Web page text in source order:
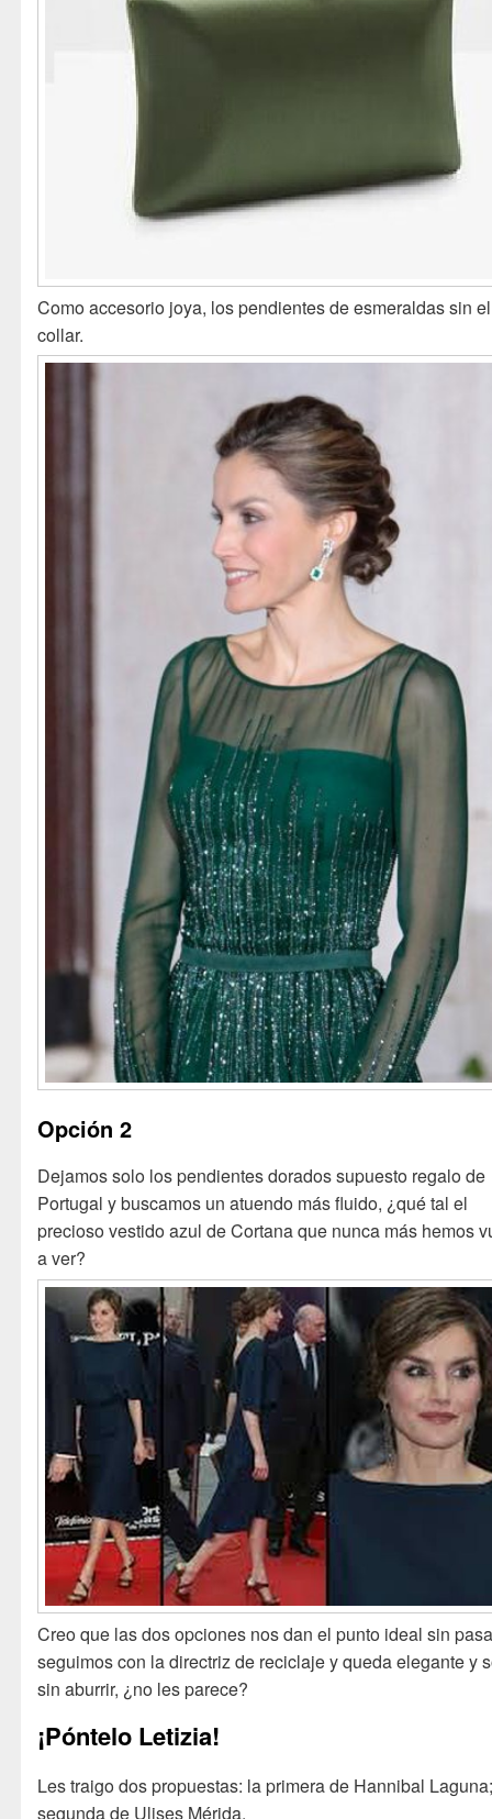
Como accesorio joya, los pendientes de esmeraldas sin el
collar.
Opción 2
Dejamos solo los pendientes dorados supuesto regalo de
Portugal y buscamos un atuendo más fluido, ¿qué tal el
precioso vestido azul de Cortana que nunca más hemos
a ver?
Creo que las dos opciones nos dan el punto ideal sin
seguimos con la directriz de reciclaje y queda elegante y
sin aburrir, ¿no les parece?
¡Póntelo Letizia!
Les traigo dos propuestas: la primera de Hannibal
segunda de Ulises Mérida.